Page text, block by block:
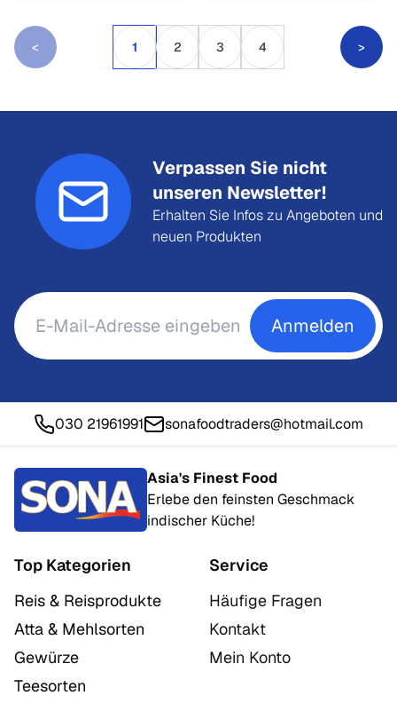
< 1 2 3 4 >
Verpassen Sie nicht
unseren Newsletter!
Erhalten Sie Infos zu Angeboten und
neuen Produkten
Anmelden
030 21961991 sonafoodtraders@hotmail.com
Asia's Finest Food
Erlebe den feinsten Geschmack
indischer Küche!
Top Kategorien
Reis & Reisprodukte
Atta & Mehlsorten
Gewürze
Teesorten
Service
Häufige Fragen
Kontakt
Mein Konto